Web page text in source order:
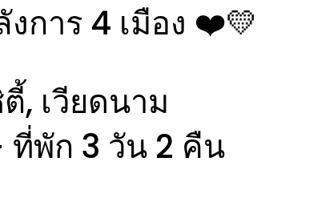
งการ 4 เมือง ❤️💛
, เวียดนาม
ที่พัก 3 วัน 2 คืน